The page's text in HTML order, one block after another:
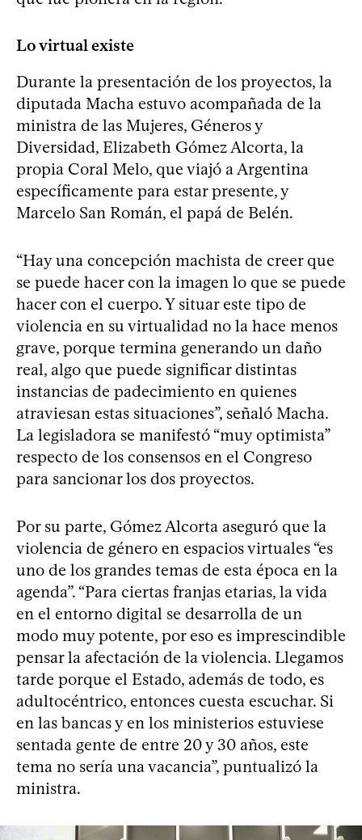
Lo virtual existe
Durante la presentación de los proyectos, la
diputada Macha estuvo acompañada de la
ministra de las Mujeres, Géneros y
Diversidad, Elizabeth Gómez Alcorta, la
propia Coral Melo, que viajó a Argentina
específicamente para estar presente, y
Marcelo San Román, el papá de Belén.
“Hay una concepción machista de creer que
se puede hacer con la imagen lo que se puede
hacer con el cuerpo. Y situar este tipo de
violencia en su virtualidad no la hace menos
grave, porque termina generando un daño
real, algo que puede significar distintas
instancias de padecimiento en quienes
atraviesan estas situaciones”, señaló Macha.
La legisladora se manifestó “muy optimista”
respecto de los consensos en el Congreso
para sancionar los dos proyectos.
Por su parte, Gómez Alcorta aseguró que la
violencia de género en espacios virtuales “es
uno de los grandes temas de esta época en la
agenda”. “Para ciertas franjas etarias, la vida
en el entorno digital se desarrolla de un
modo muy potente, por eso es imprescindible
pensar la afectación de la violencia. Llegamos
tarde porque el Estado, además de todo, es
adultocéntrico, entonces cuesta escuchar. Si
en las bancas y en los ministerios estuviese
sentada gente de entre 20 y 30 años, este
tema no sería una vacancia”, puntualizó la
ministra.